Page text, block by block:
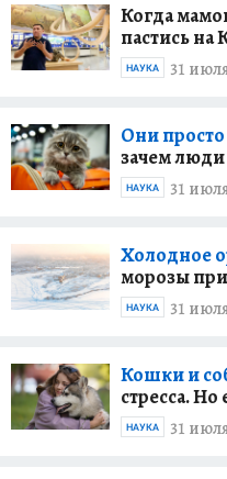
Когда
пастись на
31
НАУКА
Они
зачем
31
НАУКА
Холодное
морозы
31
НАУКА
Кошки и
стресса.
31
НАУКА